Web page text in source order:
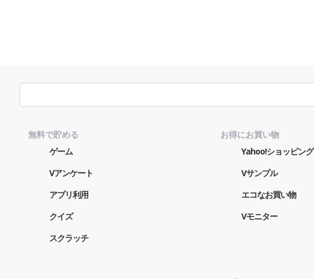
無料で貯める
ゲーム
Vアンケート
アプリ利用
クイズ
スクラッチ
お得にお買い物
Yahoo!ショッピング
Vサンプル
エコなお買い物
Vモニター